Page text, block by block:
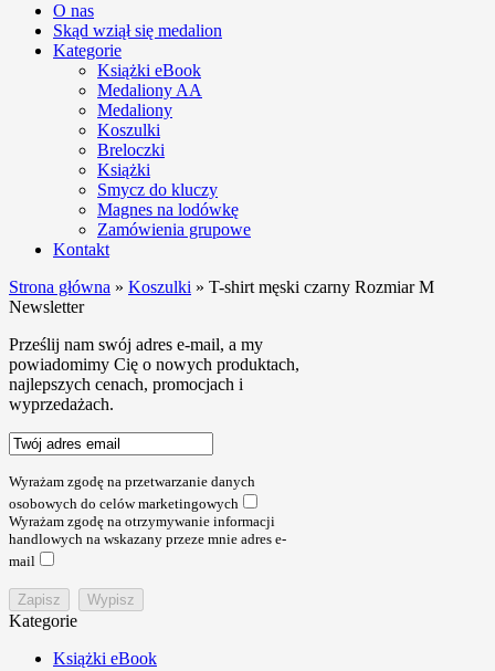
O nas
Skąd wziął się medalion
Kategorie
Książki eBook
Medaliony AA
Medaliony
Koszulki
Breloczki
Książki
Smycz do kluczy
Magnes na lodówkę
Zamówienia grupowe
Kontakt
Strona główna » Koszulki » T-shirt męski czarny Rozmiar M
Newsletter
Prześlij nam swój adres e-mail, a my
powiadomimy Cię o nowych produktach,
najlepszych cenach, promocjach i
wyprzedażach.
Wyrażam zgodę na przetwarzanie danych
osobowych do celów marketingowych
Wyrażam zgodę na otrzymywanie informacji
handlowych na wskazany przeze mnie adres e-
mail
Kategorie
Książki eBook